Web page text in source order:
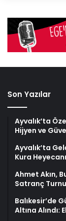
Son Yazılar
Ayvalık’ta
Hijyen ve
Ayvalık’ta
Kura
Ahmet Akın,
Satranç
Balıkesir’de
Altına Alındı: